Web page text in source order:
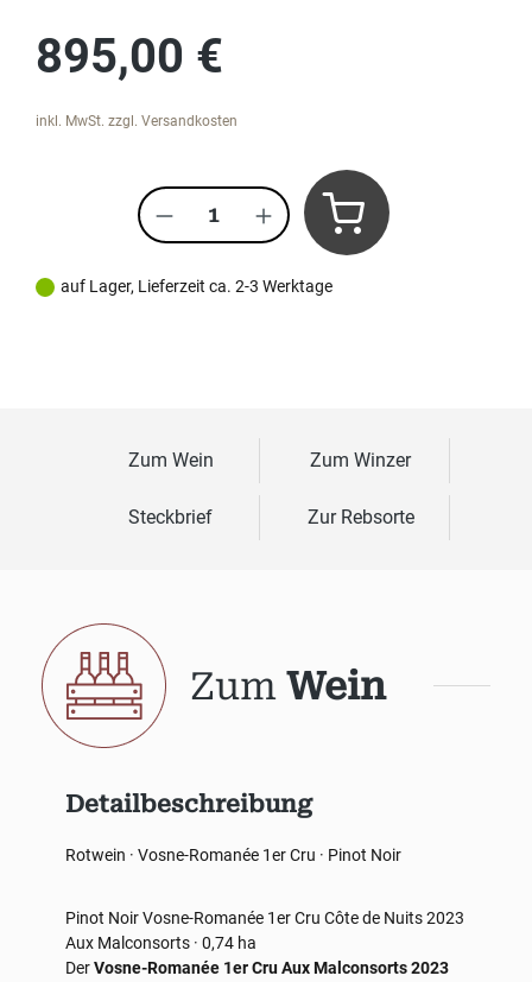
895,00 €
inkl. MwSt. zzgl. Versandkosten
Produkt Anzahl: Gib den
auf Lager, Lieferzeit ca. 2-3 Werktage
Zum Wein Zum Winzer
Steckbrief Zur Rebsorte
Zum Wein
Detailbeschreibung
Rotwein · Vosne-Romanée 1er Cru · Pinot Noir
Pinot NoirVosne-Romanée 1er Cru Côte de Nuits2023
Aux Malconsorts · 0,74 ha
DerVosne-Romanée 1er Cru Aux Malconsorts 2023